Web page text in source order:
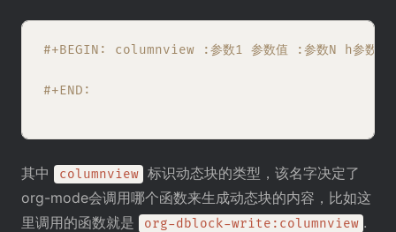
#+BEGIN: columnview :参数1 参数值 :参数N h参数值
#+END:
其中 columnview
标识动态块的类型，该名字决定了
org-mode会调用哪个函数来生成动态块的内容，比如这
里调用的函数就是
org-dblock-write:columnview .